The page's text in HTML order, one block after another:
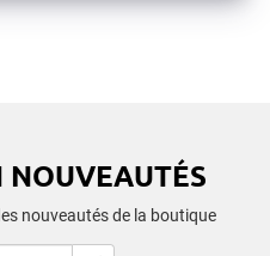
nouveautés de la boutique